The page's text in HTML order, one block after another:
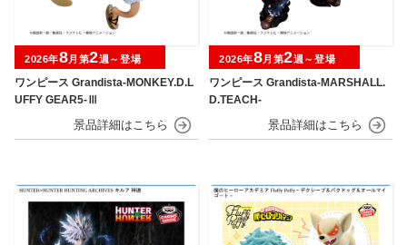
ワンピース Grandista-MONKEY.D.L
UFFY GEAR5-Ⅲ
2026年8月第2週～登場
ワンピース Grandista-MARSHALL.
D.TEACH-
2026年8月第2週～登場